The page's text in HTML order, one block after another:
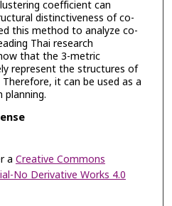
coefficient can
distinctiveness of co-
this method to analyze co-
Thai research
that the 3-metric
represent the structures of
it can be used as a
a Creative Commons
No Derivative Works 4.0